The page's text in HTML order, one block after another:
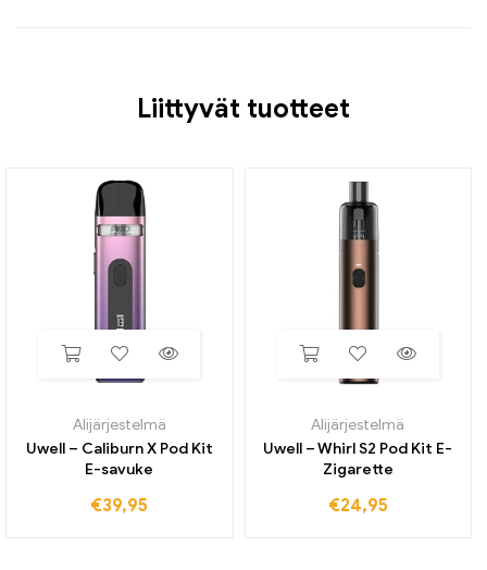
Liittyvät tuotteet
Alijärjestelmä
Uwell – Caliburn X Pod Kit
E-savuke
€39,95
Alijärjestelmä
Uwell – Whirl S2 Pod Kit E-
Zigarette
€24,95